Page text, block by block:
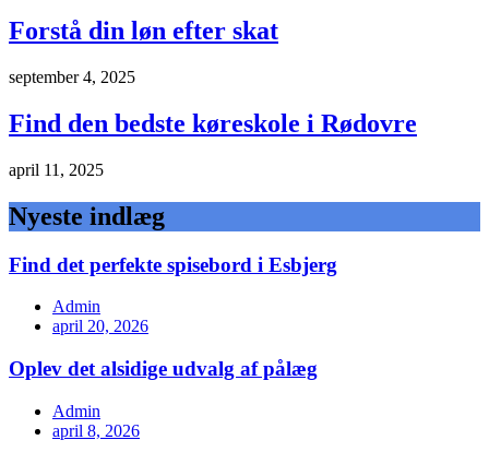
Forstå din løn efter skat
september 4, 2025
Find den bedste køreskole i Rødovre
april 11, 2025
Nyeste indlæg
Find det perfekte spisebord i Esbjerg
Admin
april 20, 2026
Oplev det alsidige udvalg af pålæg
Admin
april 8, 2026